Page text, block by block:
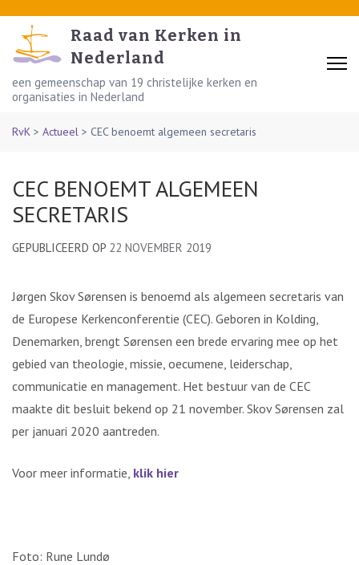
content
(Press
Enter)
Raad van Kerken in
Nederland
een gemeenschap van 19 christelijke kerken en
organisaties in Nederland
RvK > Actueel > CEC benoemt algemeen secretaris
CEC BENOEMT ALGEMEEN
SECRETARIS
GEPUBLICEERD OP 22 NOVEMBER 2019
Jørgen Skov Sørensen is benoemd als algemeen secretaris van
de Europese Kerkenconferentie (CEC). Geboren in Kolding,
Denemarken, brengt Sørensen een brede ervaring mee op het
gebied van theologie, missie, oecumene, leiderschap,
communicatie en management. Het bestuur van de CEC
maakte dit besluit bekend op 21 november. Skov Sørensen zal
per januari 2020 aantreden.
Voor meer informatie, klik hier
Foto: Rune Lundø